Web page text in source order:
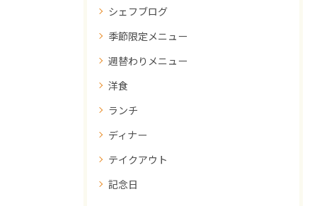
シェフブログ
季節限定メニュー
週替わりメニュー
洋食
ランチ
ディナー
テイクアウト
記念日